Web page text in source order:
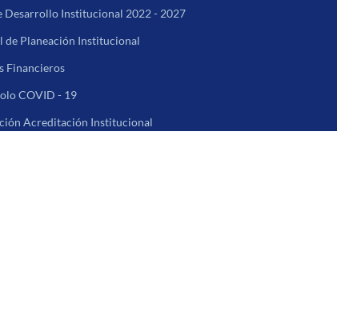
Desarrollo Institucional 2022 - 2027
de Planeación Institucional
Financieros
COVID - 19
Acreditación Institucional